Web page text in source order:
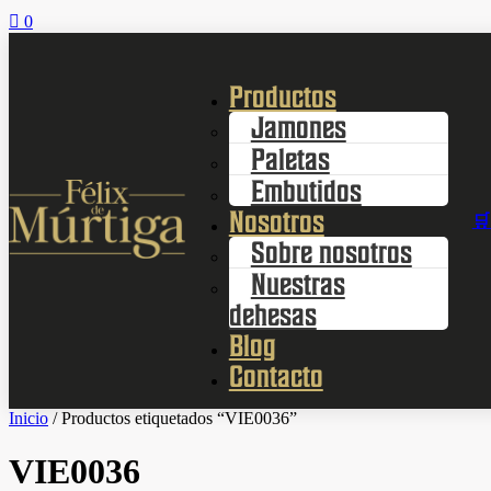
 0
Productos
Jamones
Paletas
Embutidos
Nosotros
Sobre nosotros
Nuestras
dehesas
Blog
Contacto
Inicio / Productos etiquetados “VIE0036”
VIE0036